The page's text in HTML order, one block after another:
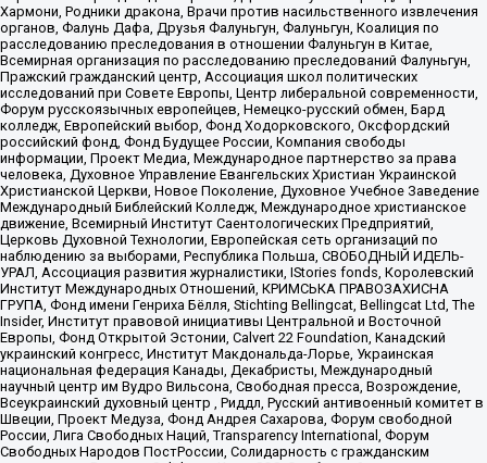
Хармони, Родники дракона, Врачи против насильственного извлечения
органов, Фалунь Дафа, Друзья Фалуньгун, Фалуньгун, Коалиция по
расследованию преследования в отношении Фалуньгун в Китае,
Всемирная организация по расследованию преследований Фалуньгун,
Пражский гражданский центр, Ассоциация школ политических
исследований при Совете Европы, Центр либеральной современности,
Форум русскоязычных европейцев, Немецко-русский обмен, Бард
колледж, Европейский выбор, Фонд Ходорковского, Оксфордский
российский фонд, Фонд Будущее России, Компания свободы
информации, Проект Медиа, Международное партнерство за права
человека, Духовное Управление Евангельских Христиан Украинской
Христианской Церкви, Новое Поколение, Духовное Учебное Заведение
Международный Библейский Колледж, Международное христианское
движение, Всемирный Институт Саентологических Предприятий,
Церковь Духовной Технологии, Европейская сеть организаций по
наблюдению за выборами, Республика Польша, СВОБОДНЫЙ ИДЕЛЬ-
УРАЛ, Ассоциация развития журналистики, IStories fonds, Королевский
Институт Международных Отношений, КРИМСЬКА ПРАВОЗАХИСНА
ГРУПА, Фонд имени Генриха Бёлля, Stichting Bellingcat, Bellingcat Ltd, The
Insider, Институт правовой инициативы Центральной и Восточной
Европы, Фонд Открытой Эстонии, Calvert 22 Foundation, Канадский
украинский конгресс, Институт Макдональда-Лорье, Украинская
национальная федерация Канады, Декабристы, Международный
научный центр им Вудро Вильсона, Свободная пресса, Возрождение,
Всеукраинский духовный центр , Риддл, Русский антивоенный комитет в
Швеции, Проект Медуза, Фонд Андрея Сахарова, Форум свободной
России, Лига Свободных Наций, Transparеncy International, Форум
Свободных Народов ПостРоссии, Солидарность с гражданским